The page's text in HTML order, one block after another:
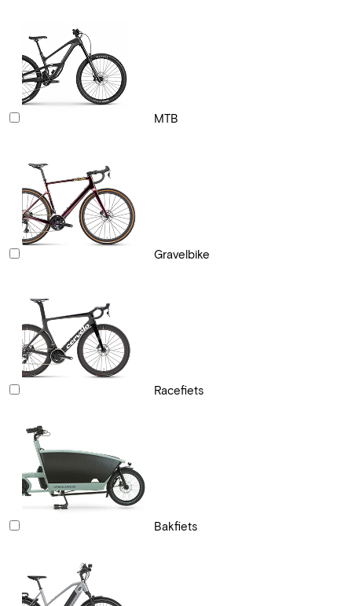
MTB
Gravelbike
Racefiets
Bakfiets